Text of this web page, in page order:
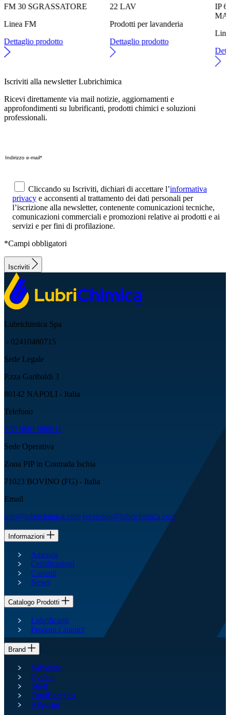
FM 30 SGRASSATORE
Linea FM
Dettaglio prodotto
22 LAV
Prodotti per lavanderia
Dettaglio prodotto
IP
Iscriviti alla newsletter Lubrichimica
Ricevi direttamente via mail notizie, aggiornamenti e
approfondimenti su lubrificanti, prodotti chimici e soluzioni
professionali.
Cliccando su Iscriviti, dichiari di accettare l’informativa
privacy e acconsenti al trattamento dei dati personali per
l’iscrizione alla newsletter, contenente comunicazioni tecniche,
comunicazioni commerciali e promozioni relative ai prodotti e ai
servizi e per fini di profilazione.
*Campi obbligatori
Iscriviti
Lubrichimica Spa
- 02410480715
Sede Legale
P.zza Garibaldi 3
80142 NAPOLI - Italia
Telefono
+39 0881 966611
Sede Operativa
Zona PIP in Contrada Ischia
71023 BOVINO (FG) - Italia
Email
info@lubrichimica.com reception@lubrichimica.com
Informazioni
Azienda
Certificazioni
Contatti
News
Catalogo Prodotti
Lubrificanti
Prodotti Chimici
Brand
Valvoline
Cyclon
Shell
TotalEnergies
Allegrini